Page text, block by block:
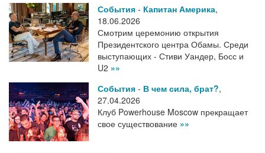
События - Капитан Америка,
18.06.2026
Смотрим церемонию открытия
Президентского центра Обамы. Среди
выступающих - Стиви Уандер, Босс и
U2 »»
События - В чем сила, брат?,
27.04.2026
Клуб Powerhouse Moscow прекращает
свое существование »»